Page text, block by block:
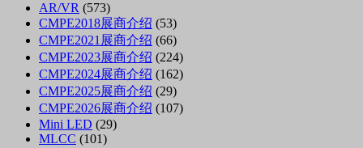
AR/VR (573)
CMPE2018展商介绍 (53)
CMPE2021展商介绍 (66)
CMPE2023展商介绍 (224)
CMPE2024展商介绍 (162)
CMPE2025展商介绍 (29)
CMPE2026展商介绍 (107)
Mini LED (29)
MLCC (101)